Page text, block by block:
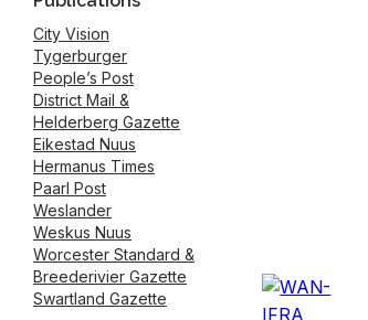
City Vision
Tygerburger
People’s Post
District Mail &
Helderberg Gazette
Eikestad Nuus
Hermanus Times
Paarl Post
Weslander
Weskus Nuus
Worcester Standard &
Breederivier Gazette
Swartland Gazette